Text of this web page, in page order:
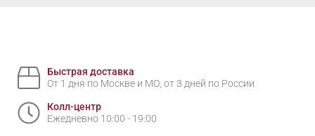
Быстрая доставка
От 1 дня по Москве и МО, от 3 дней по России
Колл-центр
Ежедневно 10:00 - 19:00